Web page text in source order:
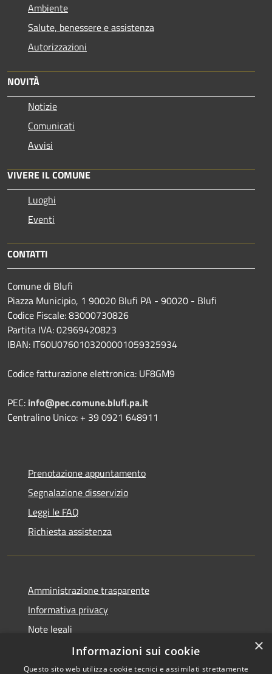
Ambiente
Salute, benessere e assistenza
Autorizzazioni
NOVITÀ
Notizie
Comunicati
Avvisi
VIVERE IL COMUNE
Luoghi
Eventi
CONTATTI
Comune di Blufi
Piazza Municipio, 1 90020 Blufi PA - 90020 - Blufi
Codice Fiscale: 83000730826
Partita IVA: 02969420823
IBAN: IT60U0760103200001059325934
Codice fatturazione elettronica: UF8GM9
PEC: info@pec.comune.blufi.pa.it
Centralino Unico: + 39 0921 648911
Prenotazione appuntamento
Segnalazione disservizio
Leggi le FAQ
Richiesta assistenza
Amministrazione trasparente
Informativa privacy
Note legali
Dichiarazione di accessibilità
×
Informazioni sui cookie
Questo sito web utilizza cookie tecnici e assimilati strettamente